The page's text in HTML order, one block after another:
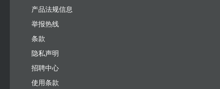
产品法规信息
举报热线
条款
隐私声明
招聘中心
使用条款